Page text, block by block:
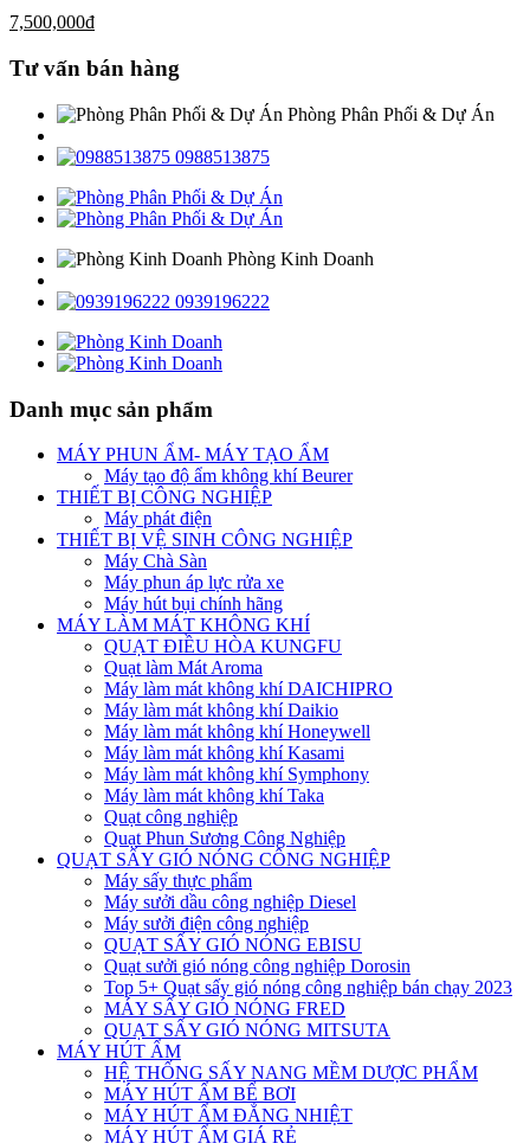
7,500,000đ
Tư vấn bán hàng
Phòng Phân Phối & Dự Án
0988513875
Phòng Kinh Doanh
0939196222
Danh mục sản phẩm
MÁY PHUN ẨM- MÁY TẠO ẨM
Máy tạo độ ẩm không khí Beurer
THIẾT BỊ CÔNG NGHIỆP
Máy phát điện
THIẾT BỊ VỆ SINH CÔNG NGHIỆP
Máy Chà Sàn
Máy phun áp lực rửa xe
Máy hút bụi chính hãng
MÁY LÀM MÁT KHÔNG KHÍ
QUẠT ĐIỀU HÒA KUNGFU
Quạt làm Mát Aroma
Máy làm mát không khí DAICHIPRO
Máy làm mát không khí Daikio
Máy làm mát không khí Honeywell
Máy làm mát không khí Kasami
Máy làm mát không khí Symphony
Máy làm mát không khí Taka
Quạt công nghiệp
Quạt Phun Sương Công Nghiệp
QUẠT SẤY GIÓ NÓNG CÔNG NGHIỆP
Máy sấy thực phẩm
Máy sưởi dầu công nghiệp Diesel
Máy sưởi điện công nghiệp
QUẠT SẤY GIÓ NÓNG EBISU
Quạt sưởi gió nóng công nghiệp Dorosin
Top 5+ Quạt sấy gió nóng công nghiệp bán chạy 2023
MÁY SẤY GIÓ NÓNG FRED
QUẠT SẤY GIÓ NÓNG MITSUTA
MÁY HÚT ẨM
HỆ THỐNG SẤY NANG MỀM DƯỢC PHẨM
MÁY HÚT ẨM BỂ BƠI
MÁY HÚT ẨM ĐẲNG NHIỆT
MÁY HÚT ẨM GIÁ RẺ